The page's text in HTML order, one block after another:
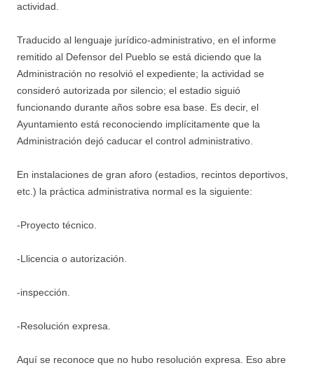
actividad.
Traducido al lenguaje jurídico-administrativo, en el informe
remitido al Defensor del Pueblo se está diciendo que la
Administración no resolvió el expediente; la actividad se
consideró autorizada por silencio; el estadio siguió
funcionando durante años sobre esa base. Es decir, el
Ayuntamiento está reconociendo implícitamente que la
Administración dejó caducar el control administrativo.
En instalaciones de gran aforo (estadios, recintos deportivos,
etc.) la práctica administrativa normal es la siguiente:
-Proyecto técnico.
-Llicencia o autorización.
-inspección.
-Resolución expresa.
Aquí se reconoce que no hubo resolución expresa. Eso abre